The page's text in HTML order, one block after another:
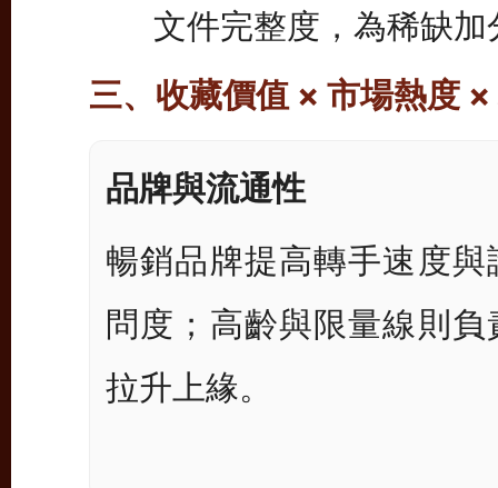
文件完整度，為稀缺加
三、收藏價值 × 市場熱度
品牌與流通性
暢銷品牌提高轉手速度與
問度；高齡與限量線則負
拉升上緣。